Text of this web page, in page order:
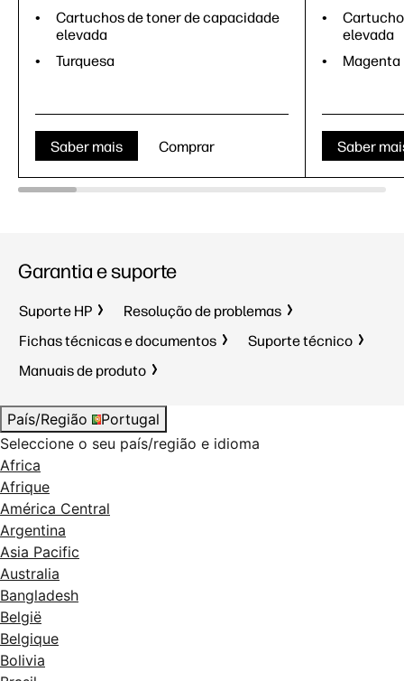
Cartuchos de toner de capacidade
elevada
Turquesa
Saber mais Comprar
elevada
Magenta
Saber
Garantia e suporte
Suporte HP
Resolução de problemas
Fichas técnicas e documentos
Suporte técnico
Manuais de produto
País/Região
Portugal
Seleccione o seu país/região e idioma
Africa
Afrique
América Central
Argentina
Asia Pacific
Australia
Bangladesh
België
Belgique
Bolivia